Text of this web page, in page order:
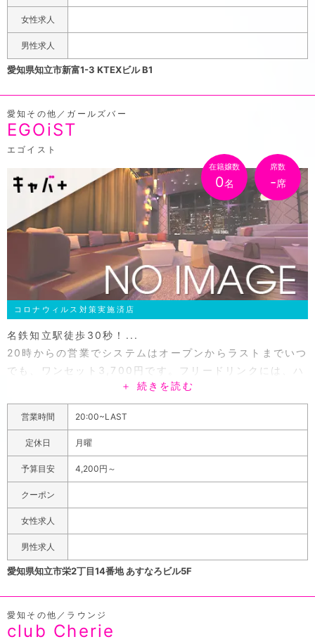
くれるかのように、カワイイ系からキレイ系までの様々な
タイプの女性がお出迎えしてくれて、特別な時間を過ごさ
せてくれます。さらに平日は超お得に遊べるポッキリイベ
ントも随時開催中で、是非ポケパラ内の情報も欠かさずに
女性求人
男性求人
愛知県知立市新富1-3 KTEXビル B1
愛知その他／ガールズバー
EGOiST
エゴイスト
在籍嬢数
0名
席数
-席
コロナウィルス対策実施済店
名鉄知立駅徒歩30秒！...
20時からの営業でシステムはオープンからラストまでいつ
でも、ワンセット3,700円です。フリードリンクには、ハ
イボール・鏡月・ウイスキー・ビール・ウーロン茶・緑
茶・ソフトドリンクをご用意しています。リーズナブルに
飲みたい場合は、これらのアルコール類をお楽しみくださ
い。料金的にもお手頃で、ちょっと一杯といった感覚で飲
めるのが嬉しい、というお言葉をよくいただいておりま
す。当店は駅からスグのお店なだけに、いろいろな職業の
方にご来店いただいております。女の子たちは、様々な職
業の方たちと出会えてトークできるとあって、接客を心か
ら楽しんでいます。今夜も弾けるような明るい女の子たち
と楽しい会話を満喫しましょう。
＋ 続きを読む
営業時間 20:00~LAST
定休日 月曜
予算目安 4,200円～
クーポン
女性求人
男性求人
愛知県知立市栄2丁目14番地 あすなろビル5F
愛知その他／ラウンジ
club Cherie